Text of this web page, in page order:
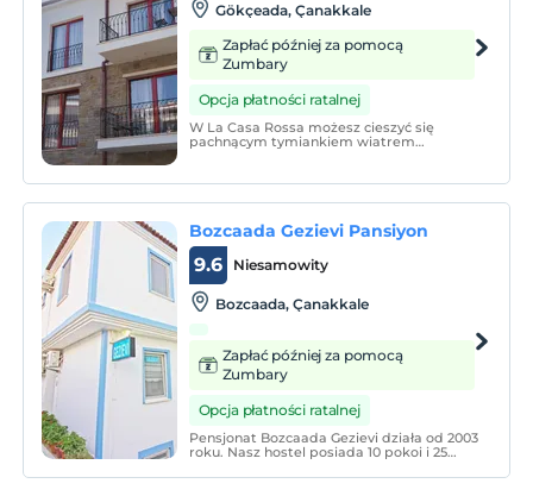
Gökçeada‎, Çanakkale
Zapłać później za pomocą
Zumbary
Opcja płatności ratalnej
W La Casa Rossa możesz cieszyć się
pachnącym tymiankiem wiatrem
Bozcaada Gezievi Pansiyon
Niesamowity
9.6
Bozcaada, Çanakkale
Zapłać później za pomocą
Zumbary
Opcja płatności ratalnej
Pensjonat Bozcaada Gezievi działa od 2003
roku. Nasz hostel posiada 10 pokoi i 25
posiadają łazienkę, klimatyzację, mini bar,